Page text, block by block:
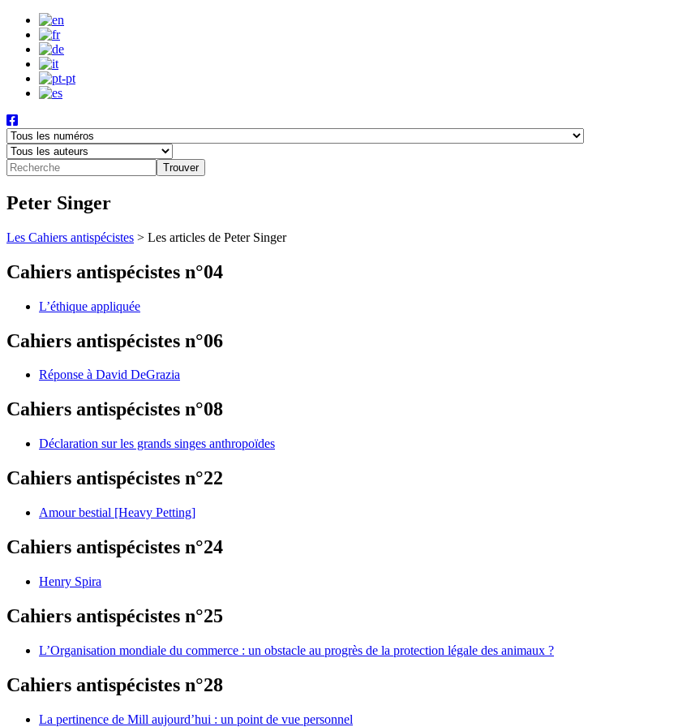
Peter Singer
Les Cahiers antispécistes > Les articles de Peter Singer
Cahiers antispécistes n°04
L’éthique appliquée
Cahiers antispécistes n°06
Réponse à David DeGrazia
Cahiers antispécistes n°08
Déclaration sur les grands singes anthropoïdes
Cahiers antispécistes n°22
Amour bestial [Heavy Petting]
Cahiers antispécistes n°24
Henry Spira
Cahiers antispécistes n°25
L’Organisation mondiale du commerce : un obstacle au progrès de la protection légale des animaux ?
Cahiers antispécistes n°28
La pertinence de Mill aujourd’hui : un point de vue personnel